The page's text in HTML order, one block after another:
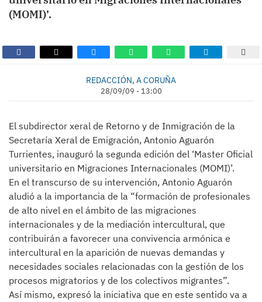
(MOMI)’.
REDACCIÓN, A CORUÑA
28/09/09 - 13:00
El subdirector xeral de Retorno y de Inmigración de la
Secretaría Xeral de Emigración, Antonio Aguarón
Turrientes, inauguró la segunda edición del ‘Master Oficial
universitario en Migraciones Internacionales (MOMI)’.
En el transcurso de su intervención, Antonio Aguarón
aludió a la importancia de la “formación de profesionales
de alto nivel en el ámbito de las migraciones
internacionales y de la mediación intercultural, que
contribuirán a favorecer una convivencia armónica e
intercultural en la aparición de nuevas demandas y
necesidades sociales relacionadas con la gestión de los
procesos migratorios y de los colectivos migrantes”.
Así mismo, expresó la iniciativa que en este sentido va a